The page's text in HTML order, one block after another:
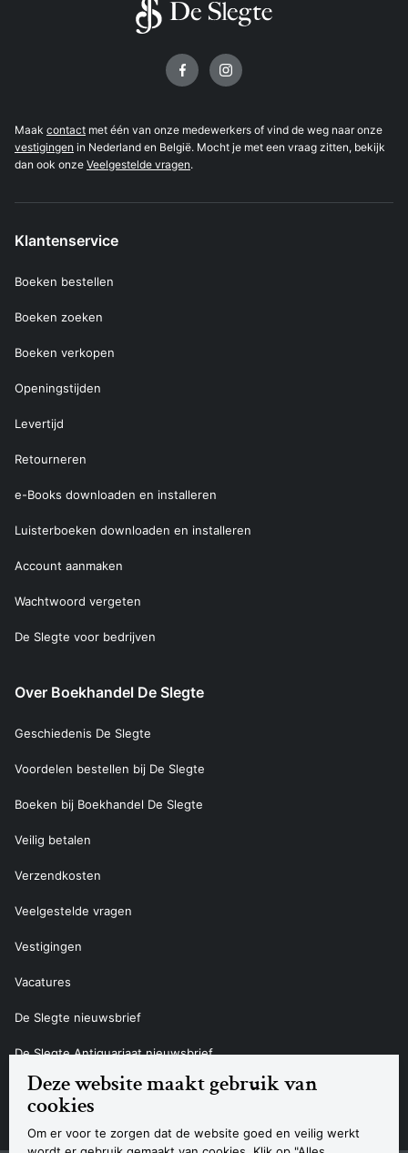
Deze website maakt gebruik van
cookies
Om er voor te zorgen dat de website goed en veilig werkt
Maak contact met één van onze medewerkers of vind de weg naar onze
vestigingen in Nederland en België. Mocht je met een vraag zitten, bekijk
dan ook onze Veelgestelde vragen.
Klantenservice
Boeken bestellen
Boeken zoeken
Boeken verkopen
Openingstijden
Levertijd
Retourneren
e-Books downloaden en installeren
Luisterboeken downloaden en installeren
Account aanmaken
Wachtwoord vergeten
De Slegte voor bedrijven
Over Boekhandel De Slegte
Geschiedenis De Slegte
Voordelen bestellen bij De Slegte
Boeken bij Boekhandel De Slegte
Veilig betalen
Verzendkosten
Veelgestelde vragen
Vestigingen
Vacatures
De Slegte nieuwsbrief
De Slegte Antiquariaat nieuwsbrief
Contact